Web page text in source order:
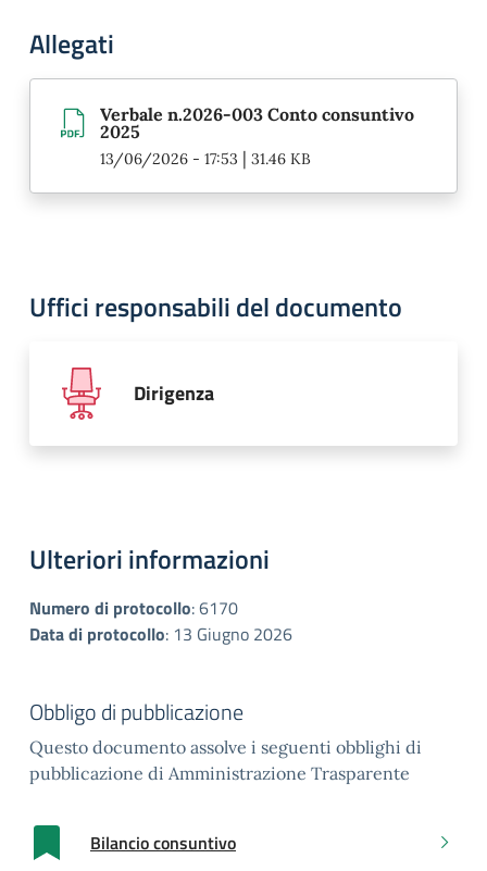
Allegati
Verbale n.2026-003 Conto consuntivo
2025
13/06/2026 - 17:53 | 31.46 KB
Uffici responsabili del documento
Dirigenza
Ulteriori informazioni
Numero di protocollo:6170
Data di protocollo: 13 Giugno 2026
Obbligo di pubblicazione
Questo documento assolve i seguenti obblighi di
pubblicazione di Amministrazione Trasparente
Bilancio consuntivo